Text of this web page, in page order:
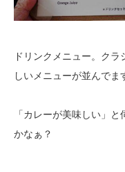
ドリンクメニュー。ク
しいメニューが並んでま
「カレーが美味しい」
かなぁ？